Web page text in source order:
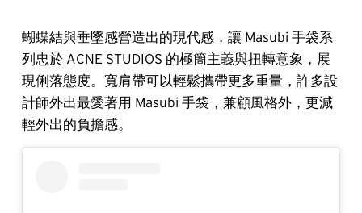
蝴蝶結與垂墜感營造出的現代感，讓 Masubi 手袋系
列忠於 ACNE STUDIOS 的極簡主義與扭轉意象，展
現俐落態度。寬肩帶可以輕鬆攜帶更多重量，許多設
計師外出最愛著用 Masubi 手袋，兼顧風格外，更減
輕外出的負擔感。